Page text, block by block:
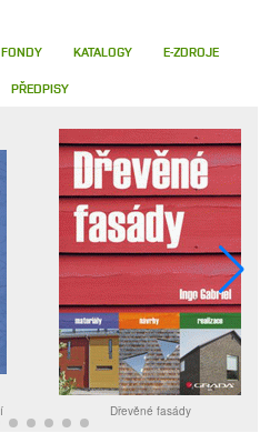
FONDY KATALOGY E-ZDROJE
PŘEDPISY